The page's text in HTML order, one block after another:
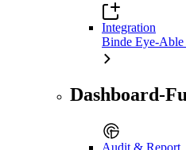
Integration
Binde Eye-Able
Dashboard-
Audit & Report